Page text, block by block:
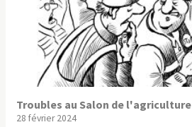
Troubles au Salon de l'agriculture
28 février 2024